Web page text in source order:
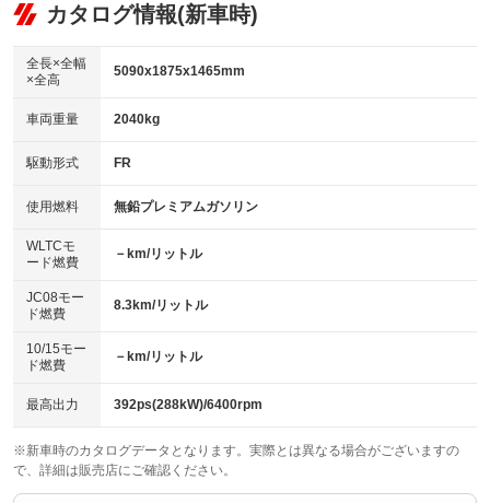
リフトアップ
：装備なし
：装備なし
パワーウィンドウ
アイドリングストップ
：装備なし
USB入力端子
：装備あり
100V電源
：装備なし
センターデフロック
：装備なし
電動格納ミラー
：装備あり
ビジュアル：-／DVD再生
：装備あり
アルミホイール：18インチ
：装備あり
HID(キセノンライト)
バックカメラ
エアロ
：装備なし
ローダウン
：装備なし
ベンチシート
：装備なし
チップアップシート
：装備なし
電動格納サードシート
：装備なし シートヒーター
：装備あり
ウォークスルー
カタログ情報(新車時)
全長×全幅
×全高
5090x1875x1465mm
車両重量 2040kg
駆動形式 FR
使用燃料 無鉛プレミアムガソリン
WLTCモ
ード燃費
－km/リットル
JC08モー
ド燃費
8.3km/リットル
10/15モー
ド燃費
－km/リットル
最高出力 392ps(288kW)/6400rpm
※新車時のカタログデータとなります。実際とは異なる場合がございますの
で、詳細は販売店にご確認ください。